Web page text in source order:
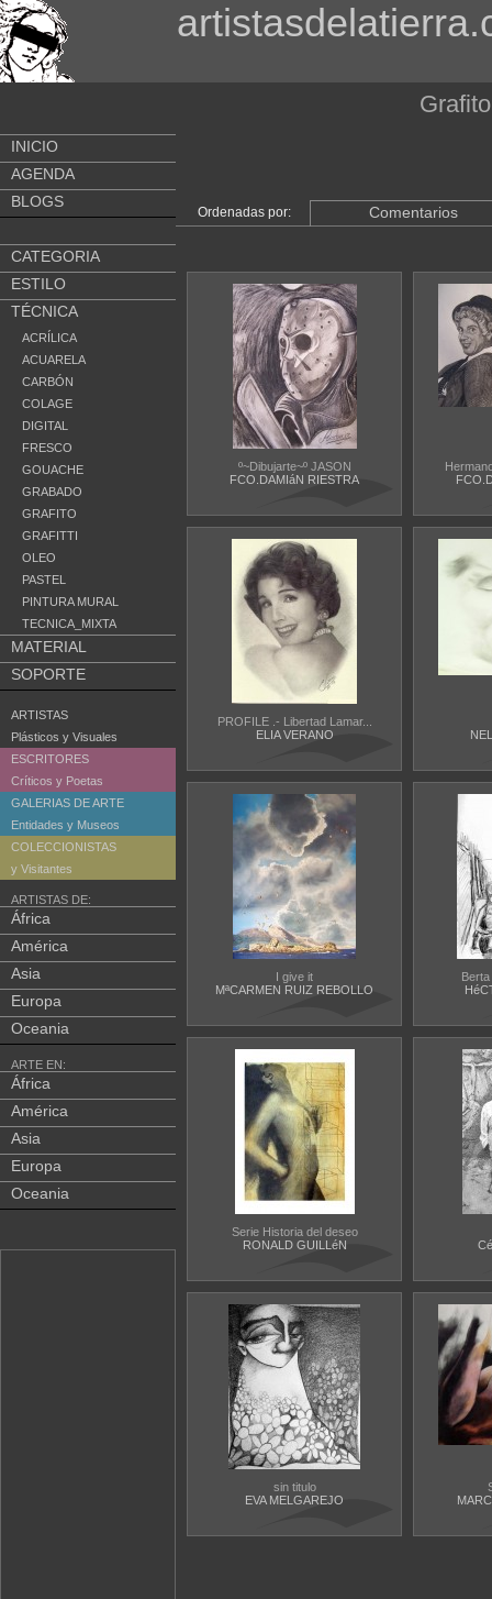
INICIO
AGENDA
BLOGS
CATEGORIA
ESTILO
TÉCNICA
ACRÍLICA
ACUARELA
CARBÓN
COLAGE
DIGITAL
FRESCO
GOUACHE
GRABADO
GRAFITO
GRAFITTI
OLEO
PASTEL
PINTURA MURAL
TECNICA_MIXTA
MATERIAL
SOPORTE
ARTISTAS
Plásticos y Visuales
ESCRITORES
Críticos y Poetas
GALERIAS DE ARTE
Entidades y Museos
COLECCIONISTAS
y Visitantes
ARTISTAS DE:
África
América
Asia
Europa
Oceania
ARTE EN:
África
América
Asia
Europa
Oceania
Ordenadas por: Comentarios
º~Dibujarte~º JASON
FCO.DAMIáN RIESTRA
PROFILE .- Libertad Lamar...
ELIA VERANO
I give it
MªCARMEN RUIZ REBOLLO
Serie Historia del deseo
RONALD GUILLéN
sin titulo
EVA MELGAREJO